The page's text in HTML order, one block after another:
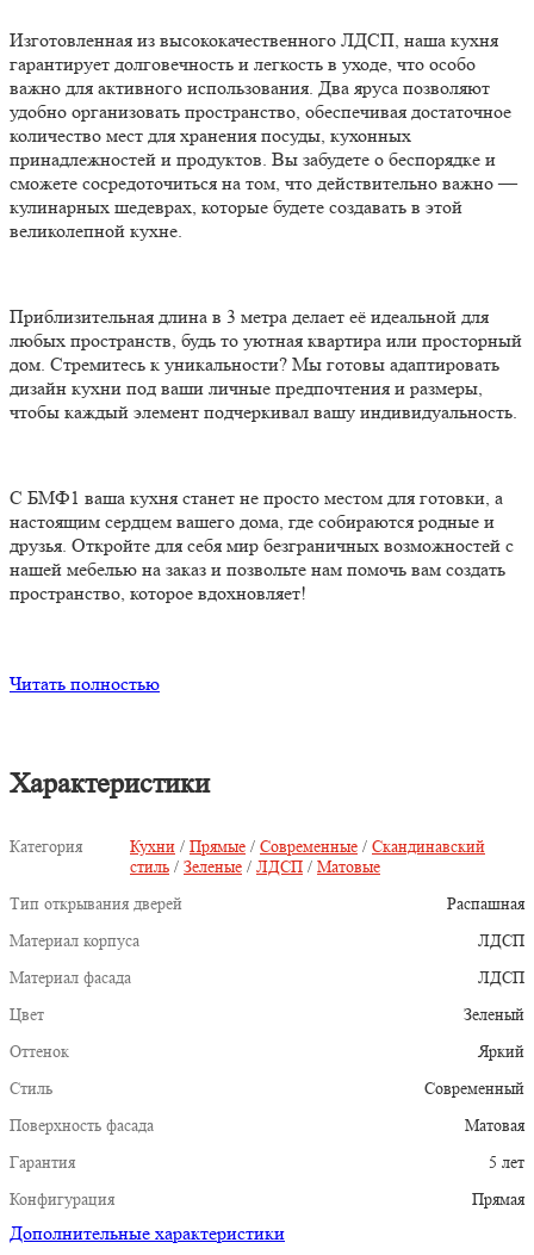
Изготовленная из высококачественного ЛДСП, наша кухня
гарантирует долговечность и легкость в уходе, что особо
важно для активного использования. Два яруса позволяют
удобно организовать пространство, обеспечивая достаточное
количество мест для хранения посуды, кухонных
принадлежностей и продуктов. Вы забудете о беспорядке и
сможете сосредоточиться на том, что действительно важно —
кулинарных шедеврах, которые будете создавать в этой
великолепной кухне.
Приблизительная длина в 3 метра делает её идеальной для
любых пространств, будь то уютная квартира или просторный
дом. Стремитесь к уникальности? Мы готовы адаптировать
дизайн кухни под ваши личные предпочтения и размеры,
чтобы каждый элемент подчеркивал вашу индивидуальность.
С БМФ1 ваша кухня станет не просто местом для готовки, а
настоящим сердцем вашего дома, где собираются родные и
друзья. Откройте для себя мир безграничных возможностей с
нашей мебелью на заказ и позвольте нам помочь вам создать
пространство, которое вдохновляет!
Читать полностью
Характеристики
Категория Кухни / Прямые / Современные / Скандинавский
стиль / Зеленые / ЛДСП / Матовые
Тип открывания дверей
Распашная
Материал корпуса
ЛДСП
Материал фасада
ЛДСП
Цвет
Зеленый
Оттенок
Яркий
Стиль
Современный
Поверхность фасада
Матовая
Гарантия
5 лет
Конфигурация
Прямая
Дополнительные характеристики